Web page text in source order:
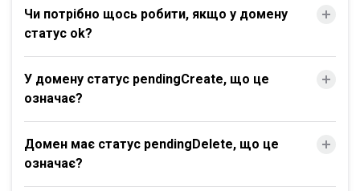
Чи потрібно щось робити, якщо у домену
статус ok?
У домену статус pendingCreate, що це
означає?
Домен має статус pendingDelete, що це
означає?